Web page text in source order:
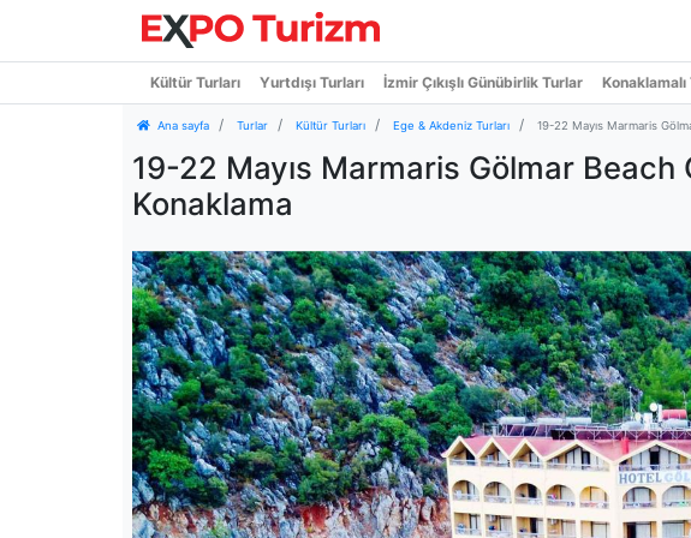
Kültür Turları Yurtdışı Turları İzmir Çıkışlı Günübirlik Turlar Konaklamalı
Ana sayfa Turlar Kültür Turları Ege & Akdeniz Turları 19-22 Mayıs Marmaris
19-22 Mayıs Marmaris Gölmar
Konaklama